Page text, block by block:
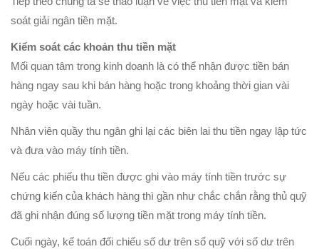
soát giải ngân tiền mặt.
Kiểm soát các khoản thu tiền mặt
Mối quan tâm trong kinh doanh là có thể nhận được tiền bán
hàng ngay sau khi bán hàng hoặc trong khoảng thời gian vài
ngày hoặc vài tuần.
Nhân viên quầy thu ngân ghi lại các biên lai thu tiền ngay lập tức
và đưa vào máy tính tiền.
Nếu các phiếu thu tiền được ghi vào máy tính tiền trước sự
chứng kiến của khách hàng thì gần như chắc chắn rằng thủ quỹ
đã ghi nhận đúng số lượng tiền mặt trong máy tính tiền.
Cuối ngày, kế toán đối chiếu số dư trên sổ quỹ với số dư trên